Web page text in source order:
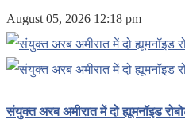
August 05, 2026 12:18 pm
संयुक्त अरब अमीरात में दो ह्यूमनॉइड